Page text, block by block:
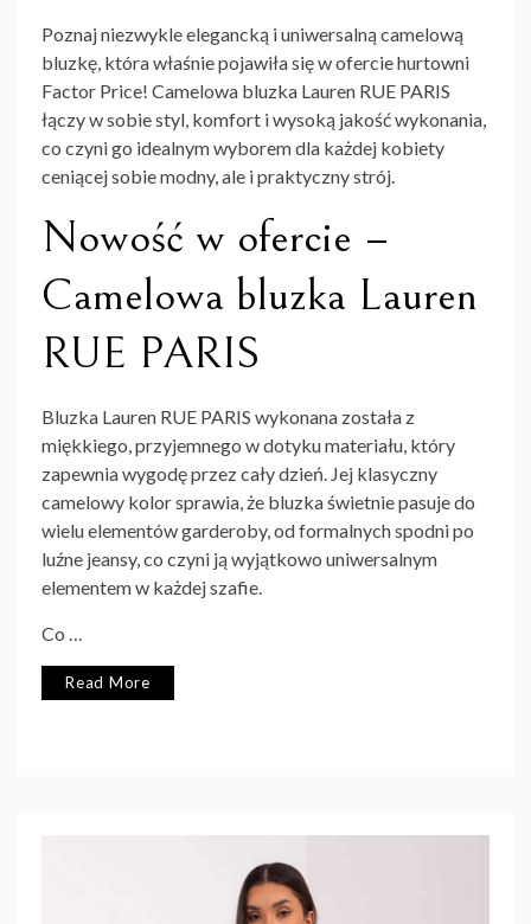
Poznaj niezwykle elegancką i uniwersalną camelową
bluzkę, która właśnie pojawiła się w ofercie hurtowni
Factor Price! Camelowa bluzka Lauren RUE PARIS
łączy w sobie styl, komfort i wysoką jakość wykonania,
co czyni go idealnym wyborem dla każdej kobiety
ceniącej sobie modny, ale i praktyczny strój.
Nowość w ofercie –
Camelowa bluzka Lauren
RUE PARIS
Bluzka Lauren RUE PARIS wykonana została z
miękkiego, przyjemnego w dotyku materiału, który
zapewnia wygodę przez cały dzień. Jej klasyczny
camelowy kolor sprawia, że bluzka świetnie pasuje do
wielu elementów garderoby, od formalnych spodni po
luźne jeansy, co czyni ją wyjątkowo uniwersalnym
elementem w każdej szafie.
Co …
Read More